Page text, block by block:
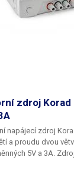
zdroj Korad
napájecí zdroj
a proudu dvou
5V a 3A.